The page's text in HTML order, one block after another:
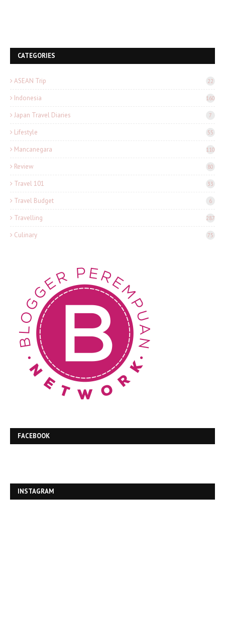
CATEGORIES
ASEAN Trip 22
Indonesia 160
Japan Travel Diaries 7
Lifestyle 55
Mancanegara 110
Review 80
Travel 101 33
Travel Budget 6
Travelling 287
Culinary 75
FACEBOOK
INSTAGRAM